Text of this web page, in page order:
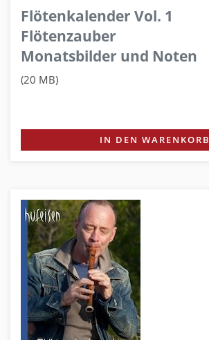
Flötenkalender Vol. 1
Flötenzauber
Monatsbilder und Noten
(20 MB)
IN DEN WARENKORB